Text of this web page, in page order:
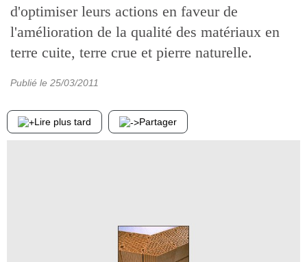
d'optimiser leurs actions en faveur de
l'amélioration de la qualité des matériaux en
terre cuite, terre crue et pierre naturelle.
Publié le 25/03/2011
Lire plus tard Partager